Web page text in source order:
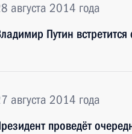
августа 2014 года
Путин
августа 2014 года
проведёт